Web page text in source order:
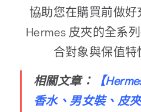
協助您在購買前做
Hermes 皮夾的全系
合對象與保值特
相關文章：
【
香水、男女裝、皮